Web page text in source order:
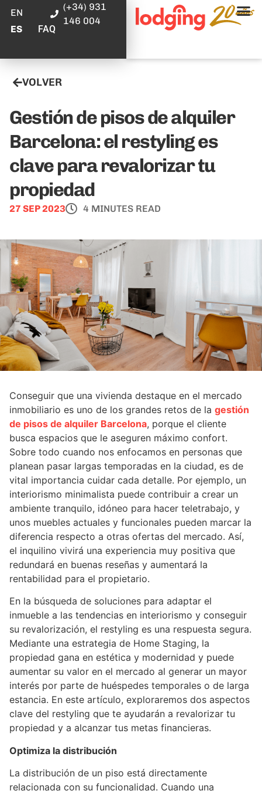
EN
ES
FAQ
(+34) 931
146 004
VOLVER
Gestión de pisos de alquiler
Barcelona: el restyling es
clave para revalorizar tu
propiedad
27 SEP 2023 4 MINUTES READ
Conseguir que una vivienda destaque en el mercado
inmobiliario es uno de los grandes retos de la gestión
de pisos de alquiler Barcelona, porque el cliente
busca espacios que le aseguren máximo confort.
Sobre todo cuando nos enfocamos en personas que
planean pasar largas temporadas en la ciudad, es de
vital importancia cuidar cada detalle. Por ejemplo, un
interiorismo minimalista puede contribuir a crear un
ambiente tranquilo, idóneo para hacer teletrabajo, y
unos muebles actuales y funcionales pueden marcar la
diferencia respecto a otras ofertas del mercado. Así,
el inquilino vivirá una experiencia muy positiva que
redundará en buenas reseñas y aumentará la
rentabilidad para el propietario.
En la búsqueda de soluciones para adaptar el
inmueble a las tendencias en interiorismo y conseguir
su revalorización, el restyling es una respuesta segura.
Mediante una estrategia de Home Staging, la
propiedad gana en estética y modernidad y puede
aumentar su valor en el mercado al generar un mayor
interés por parte de huéspedes temporales o de larga
estancia. En este artículo, exploraremos dos aspectos
clave del restyling que te ayudarán a revalorizar tu
propiedad y a alcanzar tus metas financieras.
Optimiza la distribución
La distribución de un piso está directamente
relacionada con su funcionalidad. Cuando una